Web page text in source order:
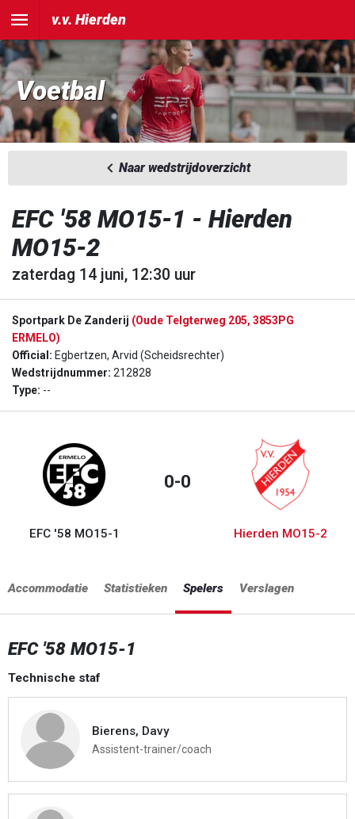
v.v. Hierden
Voetbal
Naar wedstrijdoverzicht
EFC '58 MO15-1 - Hierden
MO15-2
zaterdag 14 juni, 12:30 uur
Sportpark De Zanderij (Oude Telgterweg 205, 3853PG
ERMELO)
Official: Egbertzen, Arvid (Scheidsrechter)
Wedstrijdnummer: 212828
Type: --
EFC '58 MO15-1
0-0
Hierden MO15-2
Accommodatie Statistieken Spelers Verslagen
EFC '58 MO15-1
Technische staf
Bierens, Davy
Assistent-trainer/coach